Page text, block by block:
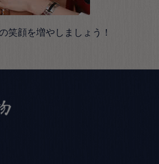
笑顔を増やしましょう！